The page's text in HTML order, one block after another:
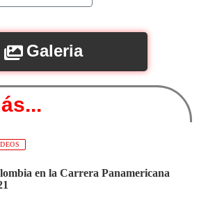
Galeria
en la Carrera Panamericana